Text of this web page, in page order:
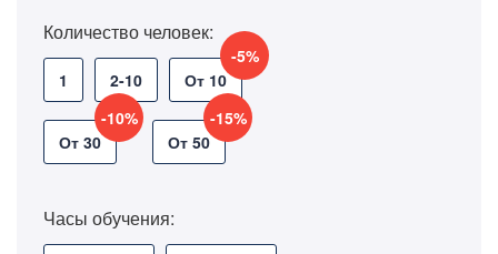
Количество человек:
1 2-10 От 10
-5%
От 30
-10%
От 50
-15%
Часы обучения: